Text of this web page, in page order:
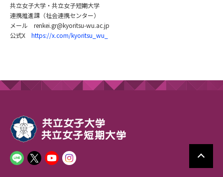
共立女子大学・共立女子短期大学
連携推進課（社会連携センター）
メール renkei.gr@kyoritsu-wu.ac.jp
公式X https://x.com/kyoritsu_wu_